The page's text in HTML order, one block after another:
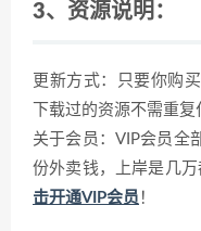
3、资源说明：
更新方式：只要你购
下载过的资源不需重
关于会员：VIP会员全
份外卖钱，上岸是几
击开通VIP会员 ！